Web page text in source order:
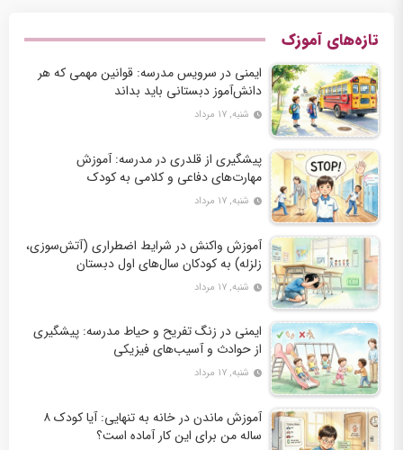
تازه‌های آموزک
ایمنی در سرویس مدرسه: قوانین مهمی که هر
دانش‌آموز دبستانی باید بداند
شنبه, ۱۷ مرداد
پیشگیری از قلدری در مدرسه: آموزش
مهارت‌های دفاعی و کلامی به کودک
شنبه, ۱۷ مرداد
آموزش واکنش در شرایط اضطراری (آتش‌سوزی،
زلزله) به کودکان سال‌های اول دبستان
شنبه, ۱۷ مرداد
ایمنی در زنگ تفریح و حیاط مدرسه: پیشگیری
از حوادث و آسیب‌های فیزیکی
شنبه, ۱۷ مرداد
آموزش ماندن در خانه به تنهایی: آیا کودک ۸
ساله من برای این کار آماده است؟